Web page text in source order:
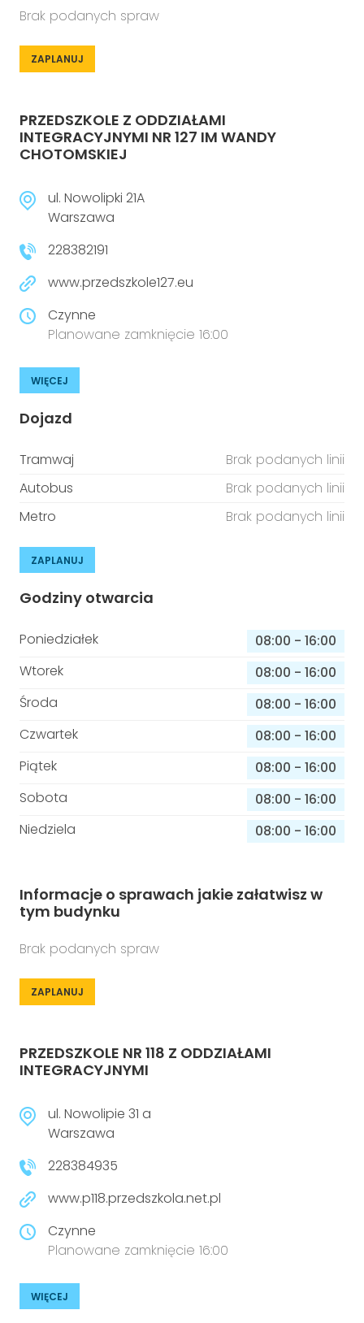
Brak podanych spraw
ZAPLANUJ
PRZEDSZKOLE Z ODDZIAŁAMI
INTEGRACYJNYMI NR 127 IM WANDY
CHOTOMSKIEJ
ul. Nowolipki 21A
Warszawa
228382191
www.przedszkole127.eu
Czynne
Planowane zamknięcie 16:00
WIĘCEJ
Dojazd
Tramwaj
Brak podanych linii
Autobus
Brak podanych linii
Metro
Brak podanych linii
ZAPLANUJ
Godziny otwarcia
Poniedziałek 08:00 - 16:00
Wtorek
08:00 - 16:00
Środa
08:00 - 16:00
Czwartek
08:00 - 16:00
Piątek
08:00 - 16:00
Sobota
08:00 - 16:00
Niedziela
08:00 - 16:00
Informacje o sprawach jakie załatwisz w
tym budynku
Brak podanych spraw
ZAPLANUJ
PRZEDSZKOLE NR 118 Z ODDZIAŁAMI
INTEGRACYJNYMI
ul. Nowolipie 31 a
Warszawa
228384935
www.p118.przedszkola.net.pl
Czynne
Planowane zamknięcie 16:00
WIĘCEJ